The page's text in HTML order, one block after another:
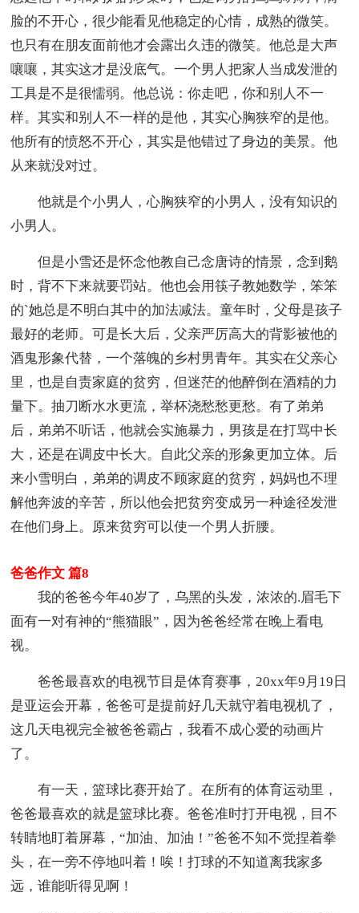
脸的不开心，很少能看见他稳定的心情，成熟的微笑。
也只有在朋友面前他才会露出久违的微笑。他总是大声
嚷嚷，其实这才是没底气。一个男人把家人当成发泄的
工具是不是很懦弱。他总说：你走吧，你和别人不一
样。其实和别人不一样的是他，其实心胸狭窄的是他。
他所有的愤怒不开心，其实是他错过了身边的美景。他
从来就没对过。
他就是个小男人，心胸狭窄的小男人，没有知识的
小男人。
但是小雪还是怀念他教自己念唐诗的情景，念到鹅
时，背不下来就要罚站。他也会用筷子教她数学，笨笨
的`她总是不明白其中的加法减法。童年时，父母是孩子
最好的老师。可是长大后，父亲严厉高大的背影被他的
酒鬼形象代替，一个落魄的乡村男青年。其实在父亲心
里，也是自责家庭的贫穷，但迷茫的他醉倒在酒精的力
量下。抽刀断水水更流，举杯浇愁愁更愁。有了弟弟
后，弟弟不听话，他就会实施暴力，男孩是在打骂中长
大，还是在调皮中长大。自此父亲的形象更加立体。后
来小雪明白，弟弟的调皮不顾家庭的贫穷，妈妈也不理
解他奔波的辛苦，所以他会把贫穷变成另一种途径发泄
在他们身上。原来贫穷可以使一个男人折腰。
爸爸作文 篇8
我的爸爸今年40岁了，乌黑的头发，浓浓的.眉毛下
面有一对有神的“熊猫眼”，因为爸爸经常在晚上看电
视。
爸爸最喜欢的电视节目是体育赛事，20xx年9月19日
是亚运会开幕，爸爸可是提前好几天就守着电视机了，
这几天电视完全被爸爸霸占，我看不成心爱的动画片
了。
有一天，篮球比赛开始了。在所有的体育运动里，
爸爸最喜欢的就是篮球比赛。爸爸准时打开电视，目不
转睛地盯着屏幕，“加油、加油！”爸爸不知不觉捏着拳
头，在一旁不停地叫着！唉！打球的不知道离我家多
远，谁能听得见啊！